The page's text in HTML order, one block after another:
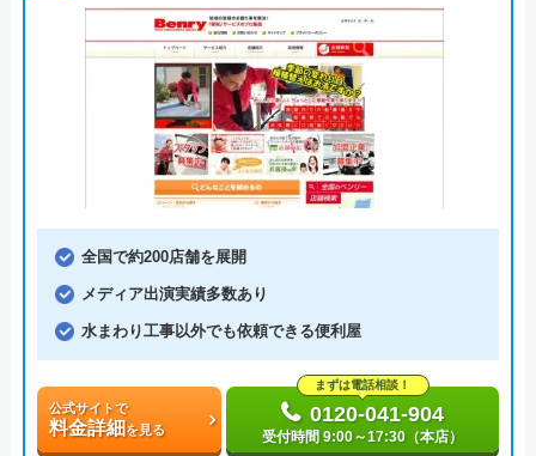
全国で約200店舗を展開
メディア出演実績多数あり
水まわり工事以外でも依頼できる便利屋
公式サイトで
料金詳細を見る
まずは電話相談！
0120-041-904
受付時間 9:00～17:30（本店）